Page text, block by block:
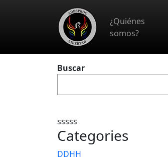
Skip to main content
¿Quiénes
somos?
Buscar
sssss
Categories
DDHH